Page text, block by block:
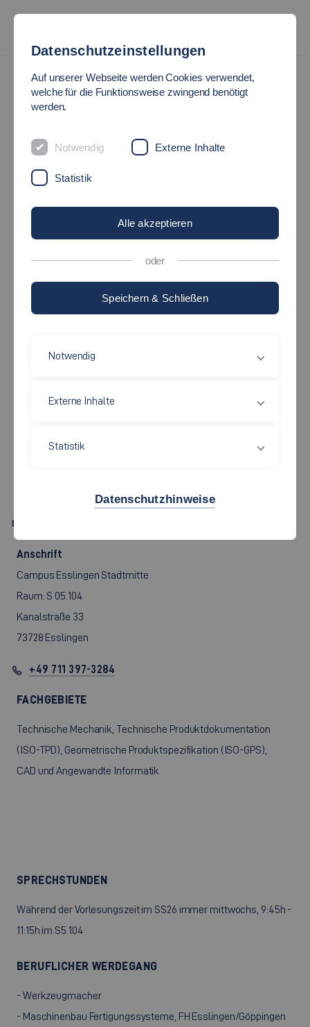
Maschinen und Systeme
Anschrift
Campus Esslingen Stadtmitte
Raum: S 05.104
Kanalstraße 33
73728 Esslingen
+49 711 397-3284
FACHGEBIETE
Technische Mechanik, Technische Produktdokumentation
(ISO-TPD), Geometrische Produktspezifikation (ISO-GPS),
CAD und Angewandte Informatik
SPRECHSTUNDEN
Während der Vorlesungszeit im SS26 immer mittwochs, 9:45h -
11:15h im S5.104
BERUFLICHER WERDEGANG
- Werkzeugmacher
- Maschinenbau Fertigungssysteme, FH Esslingen/Göppingen
Datenschutzeinstellungen
Auf unserer Webseite werden Cookies verwendet,
welche für die Funktionsweise zwingend benötigt
werden.
Notwendig Externe Inhalte
Statistik
Alle akzeptieren
oder
Speichern & Schließen
Notwendig
Externe Inhalte
Statistik
Datenschutzhinweise